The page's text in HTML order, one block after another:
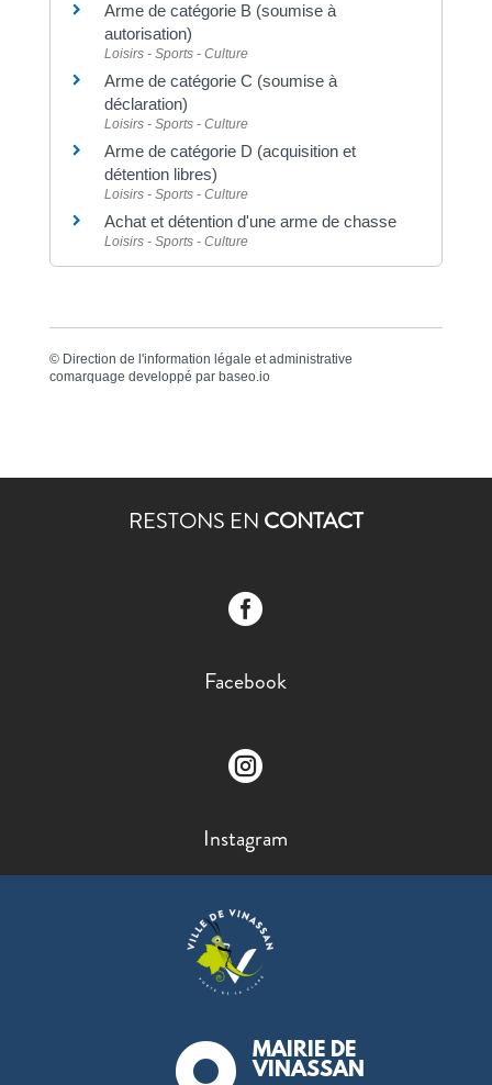
Arme de catégorie B (soumise à
autorisation)
Loisirs - Sports - Culture
Arme de catégorie C (soumise à
déclaration)
Loisirs - Sports - Culture
Arme de catégorie D (acquisition et
détention libres)
Loisirs - Sports - Culture
Achat et détention d'une arme de chasse
Loisirs - Sports - Culture
© Direction de l'information légale et administrative
comarquage developpé par baseo.io
RESTONS EN CONTACT

Facebook

Instagram
MAIRIE DE
VINASSAN